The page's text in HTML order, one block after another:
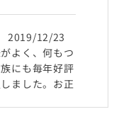
2019/12/23
よく、何もつ
にも毎年好評
ました。お正